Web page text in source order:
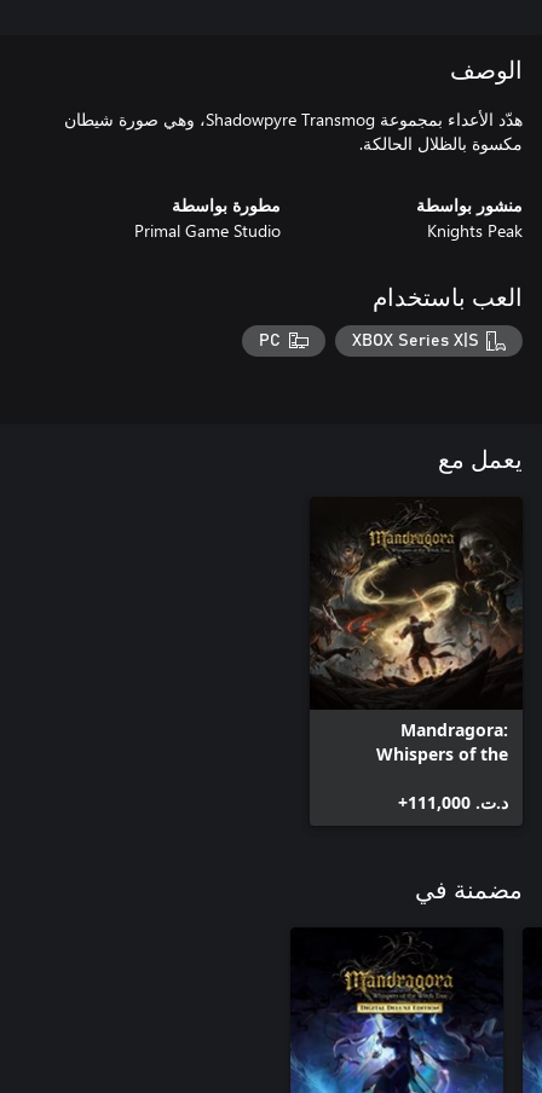
الوصف
هدّد الأعداء بمجموعة Shadowpyre Transmog، وهي صورة شيطان
مكسوة بالظلال الحالكة.
منشور بواسطة
Knights Peak
مطورة بواسطة
Primal Game Studio
العب باستخدام
XBOX Series X|S
PC
يعمل مع
Mandragora:
Whispers of the
د.ت.‏ 111,000+
مضمنة في